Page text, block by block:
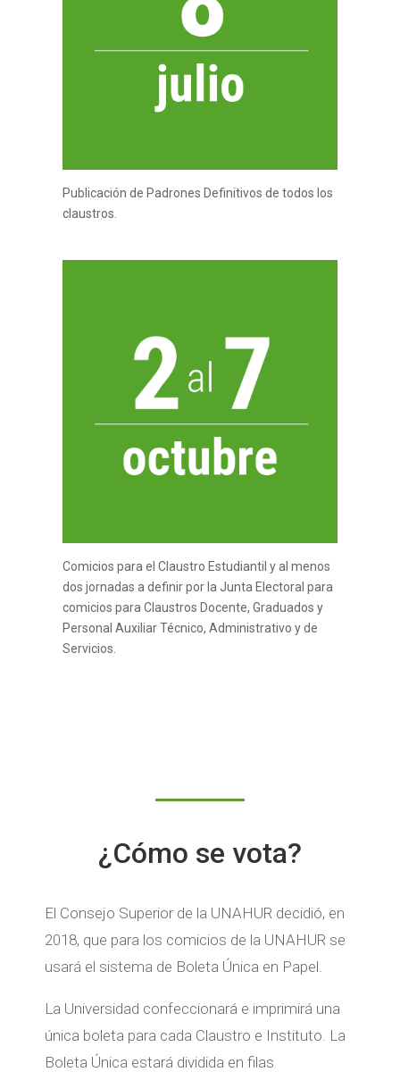
Publicación de Padrones Definitivos de todos los
claustros.
Comicios para el Claustro Estudiantil y al menos
dos jornadas a definir por la Junta Electoral para
comicios para Claustros Docente, Graduados y
Personal Auxiliar Técnico, Administrativo y de
Servicios.
¿Cómo se vota?
El Consejo Superior de la UNAHUR decidió, en
2018, que para los comicios de la UNAHUR se
usará el sistema de Boleta Única en Papel.
La Universidad confeccionará e imprimirá una
única boleta para cada Claustro e Instituto. La
Boleta Única estará dividida en filas